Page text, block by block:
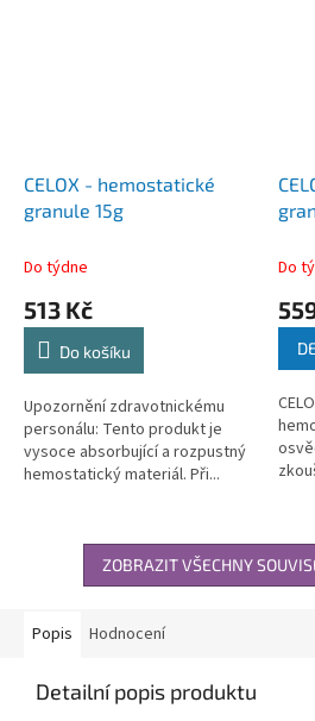
CELOX - hemostatické
granule 15g
Do týdne
513 Kč
Do košíku
Upozornění zdravotnickému
personálu: Tento produkt je
vysoce absorbující a rozpustný
hemostatický materiál. Při...
Do
ZOBRAZIT VŠECHNY
Popis Hodnocení
Detailní popis produktu